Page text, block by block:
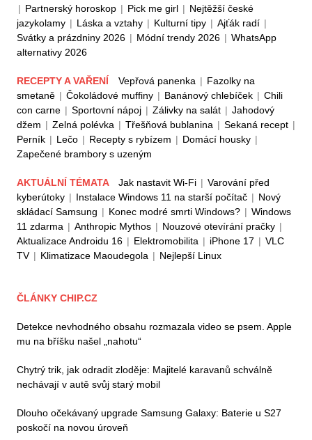
| Partnerský horoskop | Pick me girl | Nejtěžší české
jazykolamy | Láska a vztahy | Kulturní tipy | Ajťák radí |
Svátky a prázdniny 2026 | Módní trendy 2026 | WhatsApp
alternativy 2026
RECEPTY A VAŘENÍ Vepřová panenka | Fazolky na
smetaně | Čokoládové muffiny | Banánový chlebíček | Chili
con carne | Sportovní nápoj | Zálivky na salát | Jahodový
džem | Zelná polévka | Třešňová bublanina | Sekaná recept |
Perník | Lečo | Recepty s rybízem | Domácí housky |
Zapečené brambory s uzeným
AKTUÁLNÍ TÉMATA Jak nastavit Wi-Fi | Varování před
kyberútoky | Instalace Windows 11 na starší počítač | Nový
skládací Samsung | Konec modré smrti Windows? | Windows
11 zdarma | Anthropic Mythos | Nouzové otevírání pračky |
Aktualizace Androidu 16 | Elektromobilita | iPhone 17 | VLC
TV | Klimatizace Maoudegola | Nejlepší Linux
ČLÁNKY CHIP.CZ
Detekce nevhodného obsahu rozmazala video se psem. Apple
mu na bříšku našel „nahotu“
Chytrý trik, jak odradit zloděje: Majitelé karavanů schválně
nechávají v autě svůj starý mobil
Dlouho očekávaný upgrade Samsung Galaxy: Baterie u S27
poskočí na novou úroveň